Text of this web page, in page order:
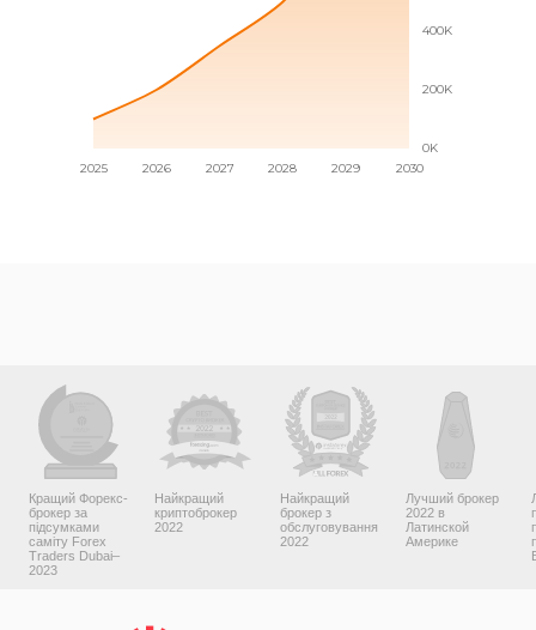
Кращий Форекс-
брокер за
підсумками
саміту Forex
Traders Dubai–
2023
Найкращий
криптоброкер
2022
Найкращий
брокер з
обслуговування
2022
Лучший брокер
2022 в
Латинской
Америке